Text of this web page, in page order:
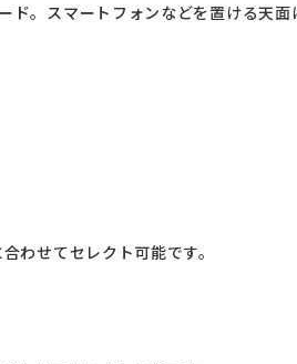
。スマートフォンなどを置ける天面
わせてセレクト可能です。